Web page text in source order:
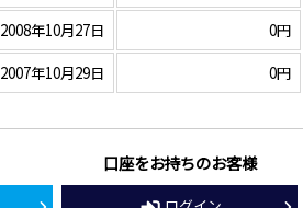
2008年10月27日 0円
2007年10月29日 0円
口座をお持ちのお客様